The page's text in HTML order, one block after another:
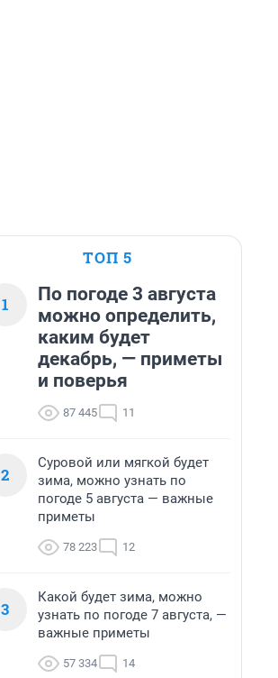
ТОП 5
1
По погоде 3 августа
можно определить,
каким будет
декабрь, — приметы
и поверья
87 445 11
2
Суровой или мягкой будет
зима, можно узнать по
погоде 5 августа — важные
приметы
78 223 12
3
Какой будет зима, можно
узнать по погоде 7 августа, —
важные приметы
57 334 14